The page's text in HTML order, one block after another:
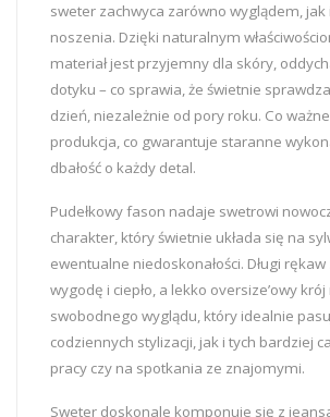
sweter zachwyca zarówno wyglądem,
noszenia. Dzięki naturalnym
materiał jest przyjemny dla skóry,
dotyku – co sprawia, że świetnie
dzień, niezależnie od pory roku. Co
produkcja, co gwarantuje staranne
dbałość o każdy detal.
Pudełkowy fason nadaje swetrowi
charakter, który świetnie układa się na
ewentualne niedoskonałości. Długi
wygodę i ciepło, a lekko oversize’owy krój
swobodnego wyglądu, który idealnie
codziennych stylizacji, jak i tych bardziej
pracy czy na spotkania ze znajomymi.
Sweter doskonale komponuje się z